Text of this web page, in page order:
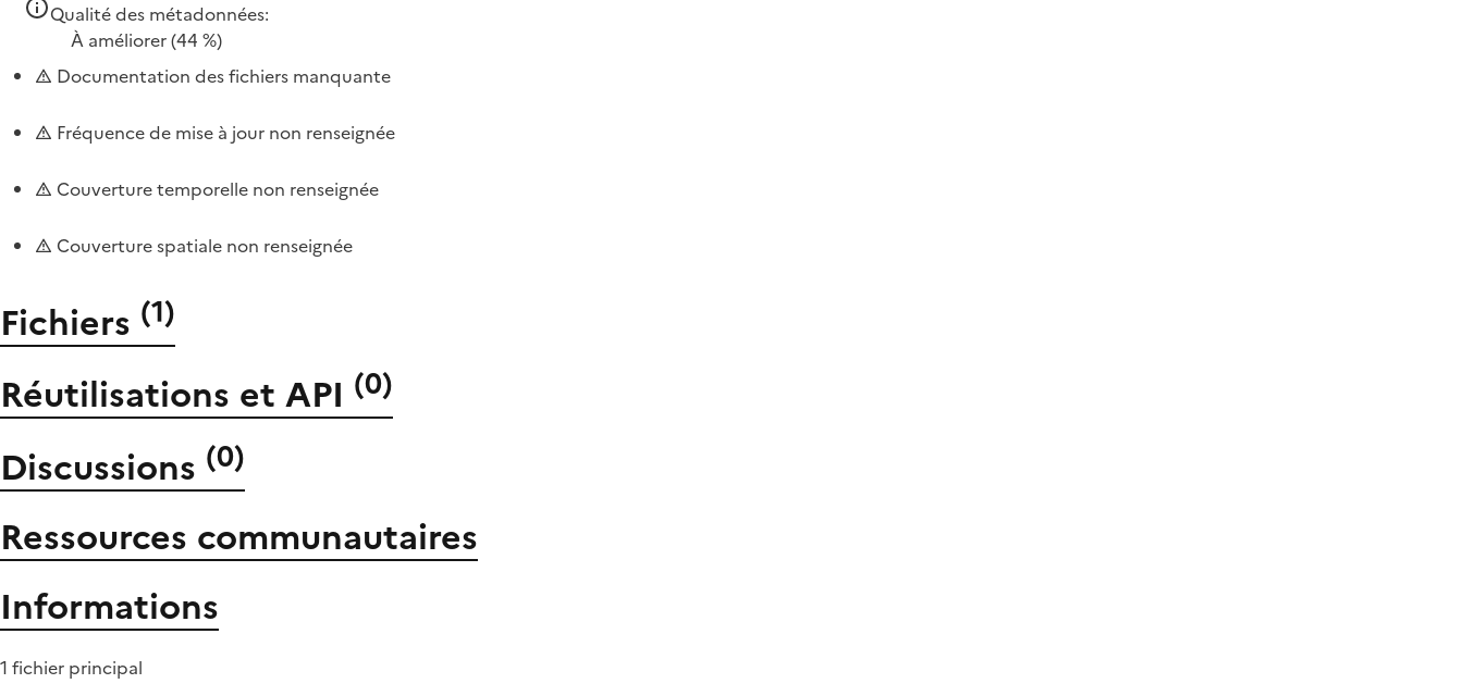
Qualité des métadonnées:
À améliorer(44 %)
Documentation des fichiers manquante
Fréquence de mise à jour non renseignée
Couverture temporelle non renseignée
Couverture spatiale non renseignée
Fichiers (1)
Réutilisations et API (0)
Discussions (0)
Ressources communautaires
Informations
1 fichier principal